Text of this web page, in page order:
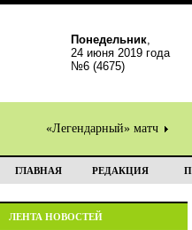
Понедельник,
24 июня 2019 года
№6 (4675)
«Легендарный» матч
ГЛАВНАЯ РЕДАКЦИЯ
ЛЕНТА НОВОСТЕЙ